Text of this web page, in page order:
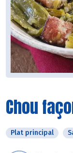
Chou
Plat principal